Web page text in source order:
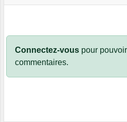
Connectez-vous pour
commentaires.